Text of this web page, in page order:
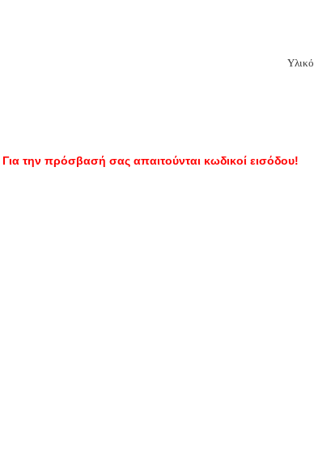
Υλικό
Για την πρόσβασή σας απαιτούνται κωδικοί εισόδου!